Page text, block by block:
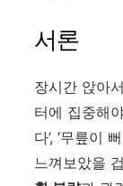
서론
장시간 앉아
터에 집중해
다’, ‘무릎이
느껴보았을